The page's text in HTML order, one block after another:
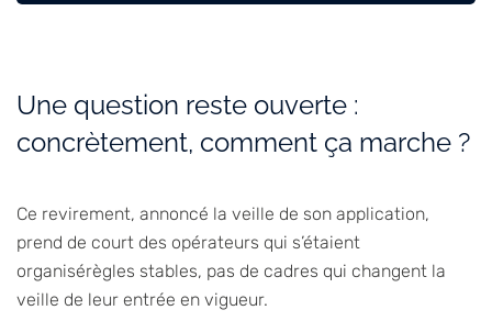
Une question reste ouverte :
concrètement, comment ça marche ?
Ce revirement, annoncé la veille de son application,
prend de court des opérateurs qui s’étaient
organisérègles stables, pas de cadres qui changent la
veille de leur entrée en vigueur.